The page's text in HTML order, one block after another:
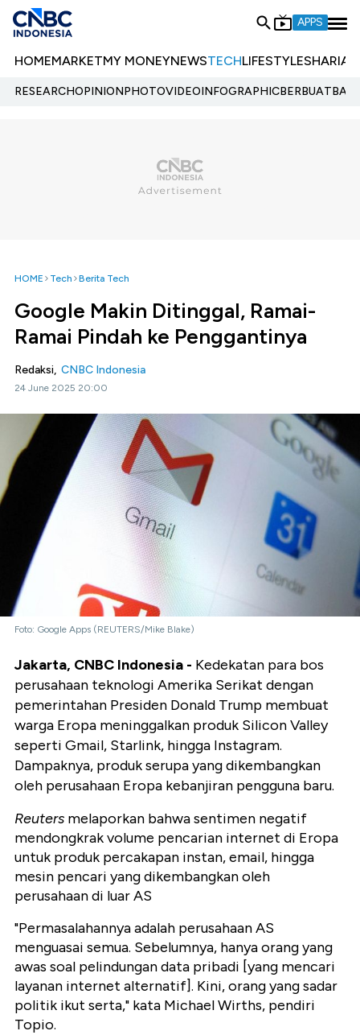
APPS
HOMEMARKETMY MONEYNEWSTECHLIFESTYLESHARIA
RESEARCHOPINIONPHOTOVIDEOINFOGRAPHIC
HOME Tech Berita Tech
Google Makin Ditinggal, Ramai-
Ramai Pindah ke Penggantinya
Redaksi, CNBC Indonesia
24 June 2025 20:00
Foto: Google Apps (REUTERS/Mike Blake)
Jakarta, CNBC Indonesia - Kedekatan para bos
perusahaan teknologi Amerika Serikat dengan
pemerintahan Presiden Donald Trump membuat
warga Eropa meninggalkan produk Silicon Valley
seperti Gmail, Starlink, hingga Instagram.
Dampaknya, produk serupa yang dikembangkan
oleh perusahaan Eropa kebanjiran pengguna baru.
Reuters melaporkan bahwa sentimen negatif
mendongkrak volume pencarian internet di Eropa
untuk produk percakapan instan, email, hingga
mesin pencari yang dikembangkan oleh
perusahaan di luar AS
"Permasalahannya adalah perusahaan AS
menguasai semua. Sebelumnya, hanya orang yang
awas soal pelindungan data pribadi [yang mencari
layanan internet alternatif]. Kini, orang yang sadar
politik ikut serta," kata Michael Wirths, pendiri
Topio.